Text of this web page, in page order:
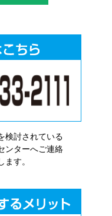
検討されている
ンターへご連絡
す。